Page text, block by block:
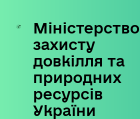
Skip
content
Міністерство
захисту
довкілля та
природних
ресурсів
України